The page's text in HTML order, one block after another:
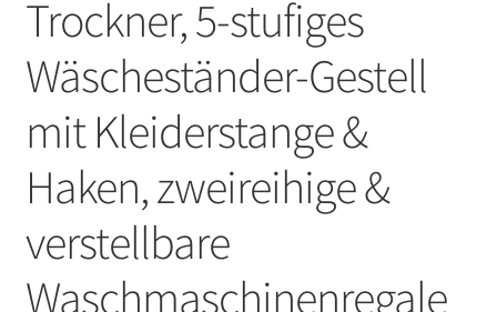
Trockner, 5-stufiges
Wäscheständer-Gestell
mit Kleiderstange &
Haken, zweireihige &
verstellbare
Waschmaschinenregale